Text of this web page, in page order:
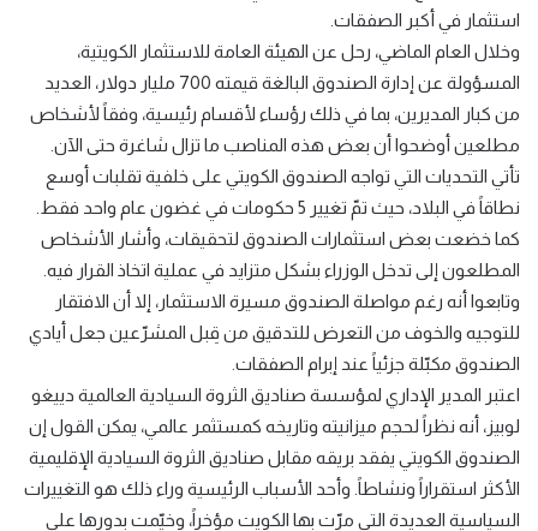
استثمار في أكبر الصفقات.
وخلال العام الماضي، رحل عن الهيئة العامة للاستثمار الكويتية،
المسؤولة عن إدارة الصندوق البالغة قيمته 700 مليار دولار، العديد
من كبار المديرين، بما في ذلك رؤساء لأقسام رئيسية، وفقاً لأشخاص
مطلعين أوضحوا أن بعض هذه المناصب ما تزال شاغرة حتى الآن.
تأتي التحديات التي تواجه الصندوق الكويتي على خلفية تقلبات أوسع
نطاقاً في البلاد، حيث تمّ تغيير 5 حكومات في غضون عام واحد فقط.
كما خضعت بعض استثمارات الصندوق لتحقيقات، وأشار الأشخاص
المطلعون إلى تدخل الوزراء بشكل متزايد في عملية اتخاذ القرار فيه.
وتابعوا أنه رغم مواصلة الصندوق مسيرة الاستثمار، إلا أن الافتقار
للتوجيه والخوف من التعرض للتدقيق من قِبل المشرّعين جعل أيادي
الصندوق مكبّلة جزئياً عند إبرام الصفقات.
اعتبر المدير الإداري لمؤسسة صناديق الثروة السيادية العالمية دييغو
لوبيز، أنه نظراً لحجم ميزانيته وتاريخه كمستثمر عالمي، يمكن القول إن
الصندوق الكويتي يفقد بريقه مقابل صناديق الثروة السيادية الإقليمية
الأكثر استقراراً ونشاطاً. وأحد الأسباب الرئيسية وراء ذلك هو التغييرات
السياسية العديدة التي مرّت بها الكويت مؤخراً، وخيّمت بدورها على